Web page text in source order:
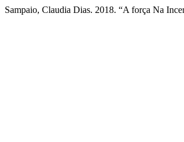
Sampaio, Claudia Dias. 2018. “A força Na